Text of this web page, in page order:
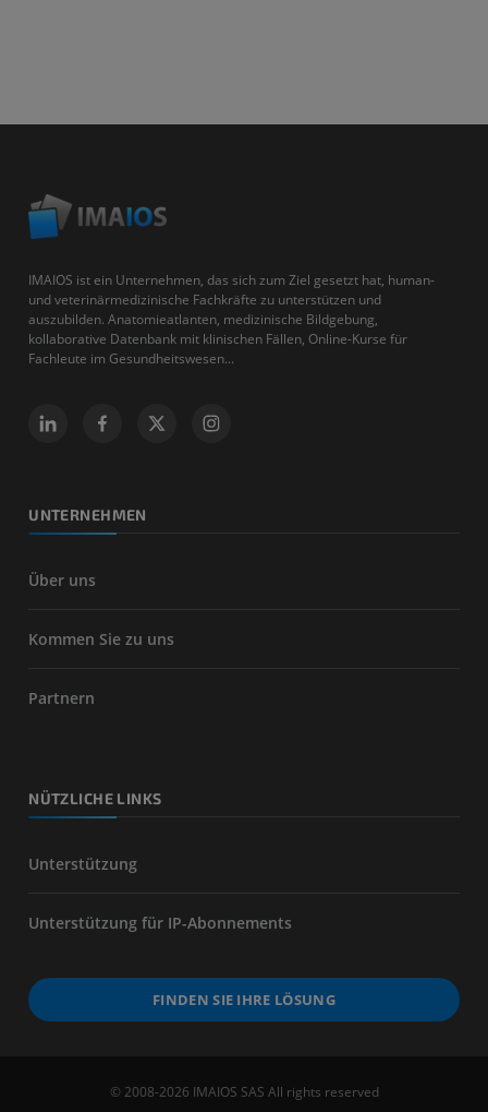
IMAIOS ist ein Unternehmen, das sich zum Ziel gesetzt hat, human-
und veterinärmedizinische Fachkräfte zu unterstützen und
auszubilden. Anatomieatlanten, medizinische Bildgebung,
kollaborative Datenbank mit klinischen Fällen, Online-Kurse für
Fachleute im Gesundheitswesen...
UNTERNEHMEN
Über uns
Kommen Sie zu uns
Partnern
NÜTZLICHE LINKS
Unterstützung
Unterstützung für IP-Abonnements
FINDEN SIE IHRE LÖSUNG
© 2008-2026 IMAIOS SAS All rights reserved